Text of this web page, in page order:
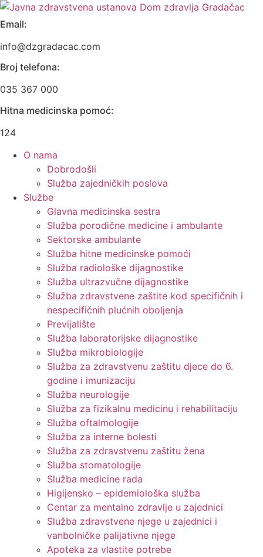
Skip
to
Email:
info@dzgradacac.com
Broj telefona:
035 367 000
Hitna medicinska pomoć:
124
O nama
Dobrodošli
Služba zajedničkih poslova
Službe
Glavna medicinska sestra
Služba porodične medicine i ambulante
Sektorske ambulante
Služba hitne medicinske pomoći
Služba radiološke dijagnostike
Služba ultrazvučne dijagnostike
Služba zdravstvene zaštite kod specifičnih i
nespecifičnih plućnih oboljenja
Previjalište
Služba laboratorijske dijagnostike
Služba mikrobiologije
Služba za zdravstvenu zaštitu djece do 6.
godine i imunizaciju
Služba neurologije
Služba za fizikalnu medicinu i rehabilitaciju
Služba oftalmologije
Služba za interne bolesti
Služba za zdravstvenu zaštitu žena
Služba stomatologije
Služba medicine rada
Higijensko – epidemiološka služba
Centar za mentalno zdravlje u zajednici
Služba zdravstvene njege u zajednici i
vanbolničke palijativne njege
Apoteka za vlastite potrebe